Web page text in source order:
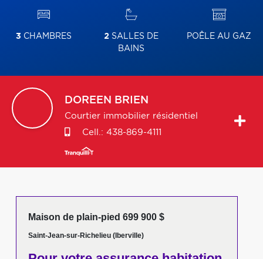
3 CHAMBRES 2 SALLES DE
BAINS
POÊLE AU GAZ
DOREEN BRIEN
Courtier immobilier résidentiel
Cell.: 438-869-4111
Maison de plain-pied 699 900 $
Saint-Jean-sur-Richelieu (Iberville)